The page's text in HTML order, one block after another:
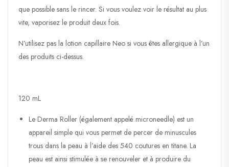
que possible sans le rincer. Si vous voulez voir le résultat au plus
vite, vaporisez le produit deux fois.
N’utilisez pas la lotion capillaire Neo si vous êtes allergique à l’un
des produits ci-dessus.
120 mL
Le Derma Roller (également appelé microneedle) est un
appareil simple qui vous permet de percer de minuscules
trous dans la peau à l’aide des 540 coutures en titane. La
peau est ainsi stimulée à se renouveler et à produire du